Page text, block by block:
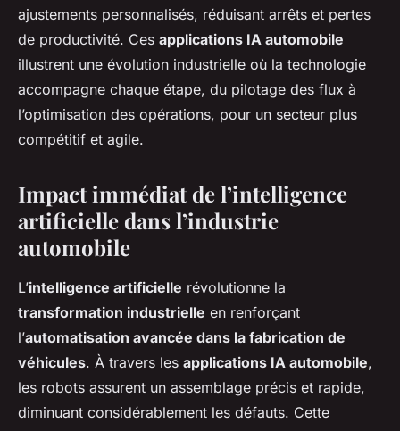
ajustements personnalisés, réduisant arrêts et pertes
de productivité. Ces applications IA automobile
illustrent une évolution industrielle où la technologie
accompagne chaque étape, du pilotage des flux à
l’optimisation des opérations, pour un secteur plus
compétitif et agile.
Impact immédiat de l’intelligence
artificielle dans l’industrie
automobile
L’intelligence artificielle révolutionne la
transformation industrielle en renforçant
l’automatisation avancée dans la fabrication de
véhicules. À travers les applications IA automobile,
les robots assurent un assemblage précis et rapide,
diminuant considérablement les défauts. Cette